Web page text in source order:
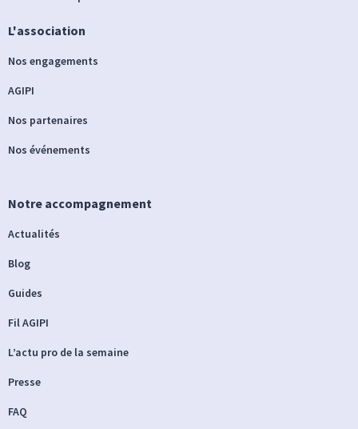
L'association
Nos engagements
AGIPI
Nos partenaires
Nos événements
Notre accompagnement
Actualités
Blog
Guides
Fil AGIPI
L’actu pro de la semaine
Presse
FAQ